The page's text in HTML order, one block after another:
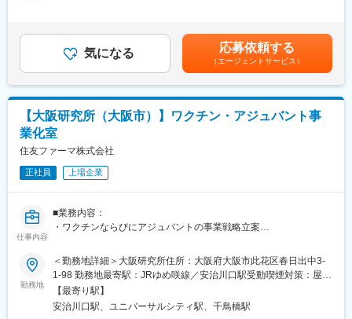
変更の範囲：会社の定める業務
じた関係構築
・国内外のメディカル、研究開発、事業部門とのクロスファンク
ショナルな協働
【仕事の魅力・キャリアパス】
・メディカルアフェアーズ部は、研究、開発、営業など多様なバ
ックグラウンドを持つメンバーで構成されています。
療等製品まで幅広いポートフォリオを担当し、医療ニーズの把握
からエビデンス創出、発信・普及まで一貫して携わることができ
多様なキャリア形成も可能です。
・また、各領域では自ら企画し実行する機会に恵まれています。
盤としながら、以下部門のビジョン・ミッションを共通の想いと
してメンバーが活躍しています。
【Vision】
金額であり、選考を通じて上下する可能性があります。月給(月額)
は固定手当を含めた表記です。
気になる 応募依頼する
（エージェントサービス）
【大阪研究所（大阪市）】ワクチン・アジュバント事
業化室
住友ファーマ株式会社
正社員 上場企業
仕事内容
■業務内容：
・ワクチンならびにアジュバントの事業戦略立案
ントに係る各極規制当局への働きかけや相談
・外部提携先の探索とアライアンス推進
・新規事業モデル開発
＜受動喫煙防止のための取り組み＞
勤務地
＜勤務地詳細＞大阪研究所住所：大阪府大阪市此花区春日出中3-
1-98 勤務地最寄駅：JRゆめ咲線／安治川口駅受動喫煙対策：屋内
全面禁煙変更の範囲：会社の定める事業所（リモートワーク含
む）
【最寄り駅】
安治川口駅、ユニバーサルシティ駅、千鳥橋駅